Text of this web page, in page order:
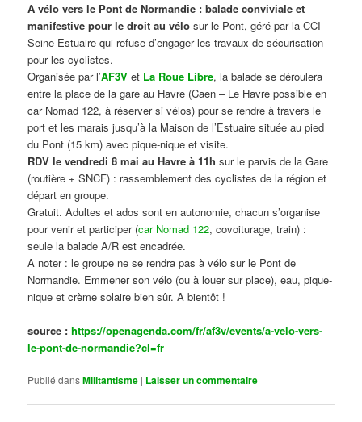
A vélo vers le Pont de Normandie : balade conviviale et
manifestive pour le droit au vélo sur le Pont, géré par la CCI
Seine Estuaire qui refuse d’engager les travaux de sécurisation
pour les cyclistes.
Organisée par l’AF3V et La Roue Libre, la balade se déroulera
entre la place de la gare au Havre (Caen – Le Havre possible en
car Nomad 122, à réserver si vélos) pour se rendre à travers le
port et les marais jusqu’à la Maison de l’Estuaire située au pied
du Pont (15 km) avec pique-nique et visite.
RDV le vendredi 8 mai au Havre à 11h sur le parvis de la Gare
(routière + SNCF) : rassemblement des cyclistes de la région et
départ en groupe.
Gratuit. Adultes et ados sont en autonomie, chacun s’organise
pour venir et participer (car Nomad 122, covoiturage, train) :
seule la balade A/R est encadrée.
A noter : le groupe ne se rendra pas à vélo sur le Pont de
Normandie. Emmener son vélo (ou à louer sur place), eau, pique-
nique et crème solaire bien sûr. A bientôt !
source :https://openagenda.com/fr/af3v/events/a-velo-vers-
le-pont-de-normandie?cl=fr
Publié dansMilitantisme | Laisser un commentaire